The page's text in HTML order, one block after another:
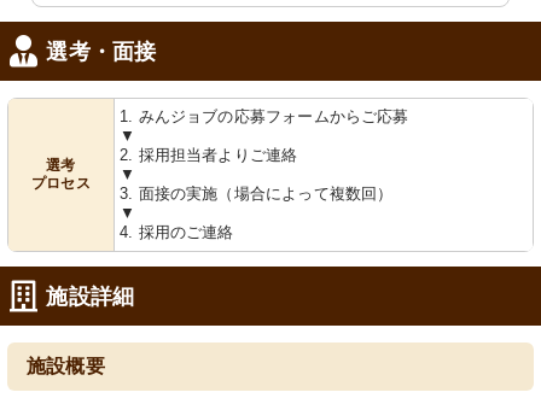
選考・面接
選考
プロセス
1. みんジョブの応募フォームからご応募
▼
2. 採用担当者よりご連絡
▼
3. 面接の実施（場合によって複数回）
▼
4. 採用のご連絡
施設詳細
施設概要